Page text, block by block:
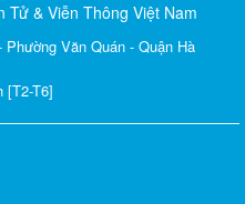
Tử & Viễn Thông Việt Nam
Văn Quán - Quận Hà
[T2-T6]